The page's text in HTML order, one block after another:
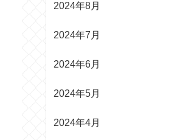
2024年8月
2024年7月
2024年6月
2024年5月
2024年4月